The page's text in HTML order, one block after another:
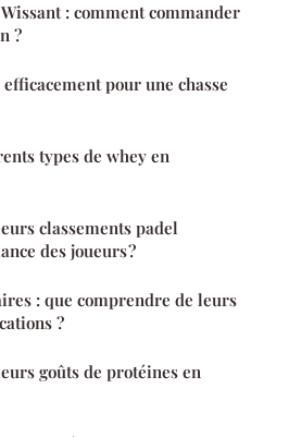
: comment commander
?
pour une chasse
types de whey en
classements padel
des joueurs ?
: que comprendre de leurs
?
goûts de protéines en